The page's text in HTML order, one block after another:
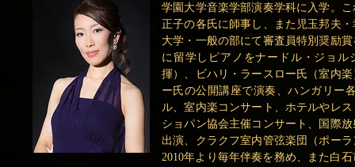
学園大学音楽学部演奏学科に入学。
正子の各氏に師事し、また児玉邦夫
大学・一般の部にて審査員特別奨励
に留学しピアノをナードル・ジョ
揮）、ビハリ・ラースロー氏（室内
ー氏の公開講座で演奏、ハンガリー
ル、室内楽コンサート、ホテルやレ
ショパン協会主催コンサート、国際
出演、クラクフ室内管弦楽団（ポー
2010年より毎年伴奏を務め、また白